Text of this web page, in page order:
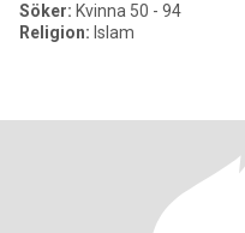
Söker: Kvinna 50 - 94
Religion: Islam